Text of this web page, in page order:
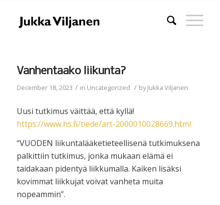
Vanhentaako liikunta?
December 18, 2023 / in Uncategorized / byJukka Viljanen
Uusi tutkimus väittää, että kyllä!
https://www.hs.fi/tiede/art-2000010028669.html
“VUODEN liikunta­lääketieteellisenä tutkimuksena
palkittiin tutkimus, jonka mukaan elämä ei
taidakaan pidentyä liikkumalla. Kaiken lisäksi
kovimmat liikkujat voivat vanheta muita
nopeammin”.